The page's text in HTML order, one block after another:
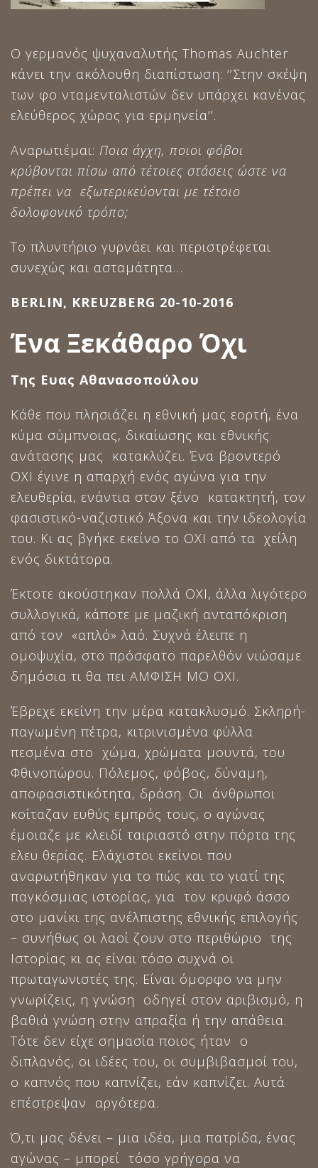
Ο γερμανός ψυχαναλυτής Thomas Auchter
κάνει την ακόλουθη διαπίστωση: ‘’Στην σκέψη
των φο νταμενταλιστών δεν υπάρχει κανένας
ελεύθερος χώρος για ερμηνεία’’.
Αναρωτιέμαι: Ποια άγχη, ποιοι φόβοι
κρύβονται πίσω από τέτοιες στάσεις ώστε να
πρέπει να εξωτερικεύονται με τέτοιο
δολοφονικό τρόπο;
Το πλυντήριο γυρνάει και περιστρέφεται
συνεχώς και ασταμάτητα…
BERLIN, KREUZBERG 20-10-2016
Ένα Ξεκάθαρο Όχι
Της Ευας Αθανασοπούλου
Κάθε που πλησιάζει η εθνική μας εορτή, ένα
κύμα σύμπνοιας, δικαίωσης και εθνικής
ανάτασης μας κατακλύζει. Ένα βροντερό
ΟΧΙ έγινε η απαρχή ενός αγώνα για την
ελευθερία, ενάντια στον ξένο κατακτητή, τον
φασιστικό-ναζιστικό Άξονα και την ιδεολογία
του. Κι ας βγήκε εκείνο το ΟΧΙ από τα χείλη
ενός δικτάτορα.
Έκτοτε ακούστηκαν πολλά ΟΧΙ, άλλα λιγότερο
συλλογικά, κάποτε με μαζική ανταπόκριση
από τον «απλό» λαό. Συχνά έλειπε η
ομοψυχία, στο πρόσφατο παρελθόν νιώσαμε
δημόσια τι θα πει ΑΜΦΙΣΗ ΜΟ ΟΧΙ.
Έβρεχε εκείνη την μέρα κατακλυσμό. Σκληρή-
παγωμένη πέτρα, κιτρινισμένα φύλλα
πεσμένα στο χώμα, χρώματα μουντά, του
Φθινοπώρου. Πόλεμος, φόβος, δύναμη,
αποφασιστικότητα, δράση. Οι άνθρωποι
κοίταζαν ευθύς εμπρός τους, ο αγώνας
έμοιαζε με κλειδί ταιριαστό στην πόρτα της
ελευ θερίας. Ελάχιστοι εκείνοι που
αναρωτήθηκαν για το πώς και το γιατί της
παγκόσμιας ιστορίας, για τον κρυφό άσσο
στο μανίκι της ανέλπιστης εθνικής επιλογής
– συνήθως οι λαοί ζουν στο περιθώριο της
Ιστορίας κι ας είναι τόσο συχνά οι
πρωταγωνιστές της. Είναι όμορφο να μην
γνωρίζεις, η γνώση οδηγεί στον αριβισμό, η
βαθιά γνώση στην απραξία ή την απάθεια.
Τότε δεν είχε σημασία ποιος ήταν ο
διπλανός, οι ιδέες του, οι συμβιβασμοί του,
ο καπνός που καπνίζει, εάν καπνίζει. Αυτά
επέστρεψαν αργότερα.
Ό,τι μας δένει – μια ιδέα, μια πατρίδα, ένας
αγώνας – μπορεί τόσο γρήγορα να